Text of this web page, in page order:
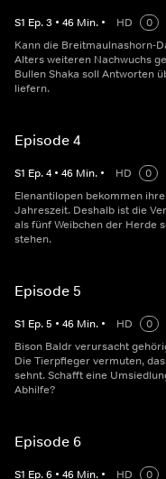
S1 Ep.3 • 46 Min. • HD
0
Kann die Breitmaulnashorn-
Alters weiteren Nachwuchs
Bullen Shaka soll Antworten
liefern.
Episode 4
S1 Ep.4 • 46 Min. • HD
0
Elenantilopen bekommen
Jahreszeit. Deshalb ist die
als fünf Weibchen der Herde
stehen.
Episode 5
S1 Ep.5 • 46 Min. • HD
0
Bison Baldr verursacht
Die Tierpfleger vermuten,
sehnt. Schafft eine
Abhilfe?
Episode 6
S1 Ep.6 • 46 Min. • HD
0